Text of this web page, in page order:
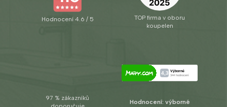
Hodnocení 4.6 / 5
TOP firma v oboru
koupelen
97 % zákazníků
Hodnocení: výborné